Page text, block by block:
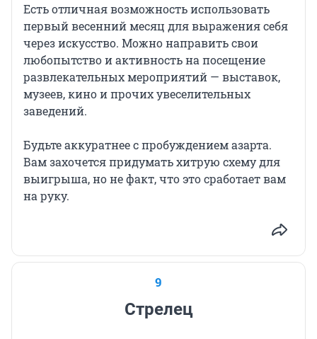
Есть отличная возможность использовать
первый весенний месяц для выражения себя
через искусство. Можно направить свои
любопытство и активность на посещение
развлекательных мероприятий — выставок,
музеев, кино и прочих увеселительных
заведений.
Будьте аккуратнее с пробуждением азарта.
Вам захочется придумать хитрую схему для
выигрыша, но не факт, что это сработает вам
на руку.
9
Стрелец